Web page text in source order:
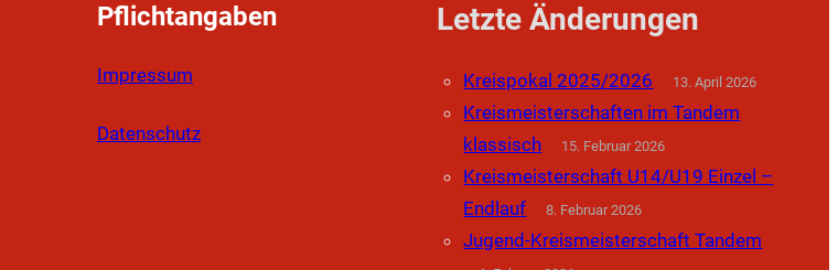
Pflichtangaben
Impressum
Datenschutz
Letzte Änderungen
Kreispokal 2025/2026 13. April 2026
Kreismeisterschaften im Tandem
klassisch
15. Februar 2026
Kreismeisterschaft U14/U19 Einzel –
Endlauf
8. Februar 2026
Jugend-Kreismeisterschaft Tandem